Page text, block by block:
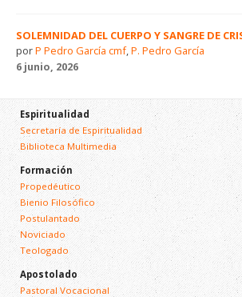
SOLEMNIDAD DEL CUERPO Y SANGRE DE
porP Pedro García cmf,P. Pedro García
6 junio, 2026
Espiritualidad
Secretaría de Espiritualidad
Biblioteca Multimedia
Formación
Propedéutico
Bienio Filosófico
Postulantado
Noviciado
Teologado
Apostolado
Pastoral Vocacional